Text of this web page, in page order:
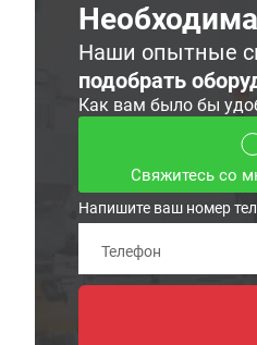
Наши опытные
подобрать
Как вам было бы
Свяжитесь со
Напишите ваш номер